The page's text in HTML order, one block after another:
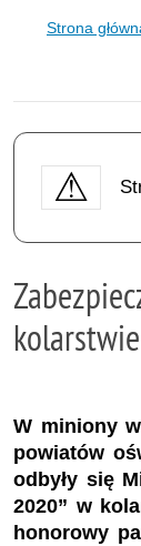
Strona
W miniony
powiatów
odbyły się
2020” w
honorowy